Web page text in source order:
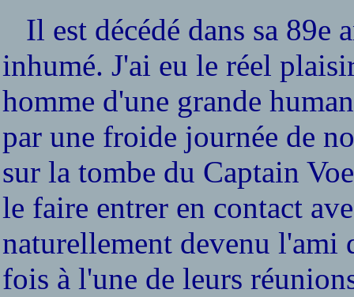
Il est décédé dans sa 89e
inhumé. J'ai eu le réel
homme d'une grande
par une froide journée de
sur la tombe du Captain
le faire entrer en contact
naturellement devenu l'ami
fois à l'une de leurs